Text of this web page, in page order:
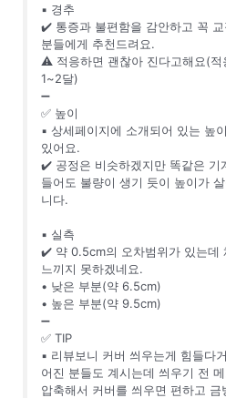
▪️ 경추
✔️ 통증과 불편함을 감안하고 꼭
분들에게 추천드려요.
⚠️ 적응하면 괜찮아 진다고해요(적
1~2달)
➖
✅ 높이
▪️ 상세페이지에 소개되어 있는 높
있어요.
✔️ 공정은 비슷하겠지만 똑같은 기
들어도 불량이 생기 듯이 높이가
니다.
▪️ 실측
✔️ 약 0.5cm의 오차범위가 있는데
느끼지 못하겠네요.
• 낮은 부분(약 6.5cm)
• 높은 부분(약 9.5cm)
➖
✅ TIP
▪️ 리뷰보니 커버 씌우는게 힘들다
어진 분들도 계시는데 씌우기 전
압축해서 커버를 씌우면 편하고 금